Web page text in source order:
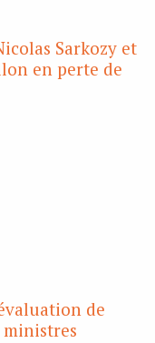
Sarkozy et
en perte de
de